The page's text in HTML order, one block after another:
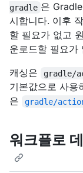
gradle 은
시합니다. 이후
할 필요가 없고
운로드할 필요가
캐싱은
gradle/
기본값으로 사용
은
gradle/
워크플로